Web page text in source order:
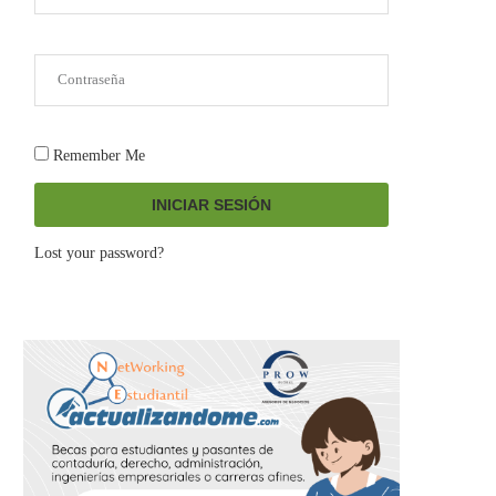
Remember Me
INICIAR SESIÓN
Lost your password?